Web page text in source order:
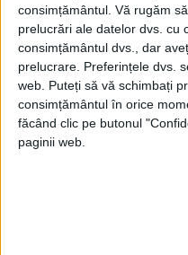
consimțământul. Vă rugăm
prelucrări ale datelor dvs. cu
consimțământul dvs., dar
prelucrare. Preferințele dvs.
web. Puteți să vă schimbați
consimțământul în orice
făcând clic pe butonul
paginii web.